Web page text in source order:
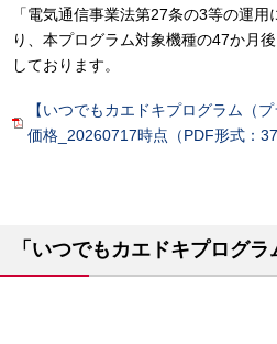
「電気通信事業法第27条の3等の運
り、本プログラム対象機種の47か月
しております。
【いつでもカエドキプログラム（
価格_20260717時点（PDF形式：
「いつでもカエドキプログ